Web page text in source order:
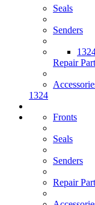
Seals
Senders
Repair
1324
Fronts
Seals
Senders
Repair